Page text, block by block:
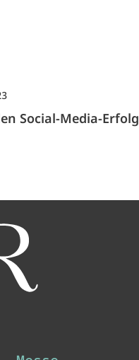
Social-Media-Erfolg